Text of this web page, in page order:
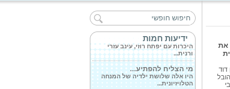
ידיעות חמות
מכשיר ה-MRI החדיש...
הטכנולוגיה החדשנית מקצרת
משמעותית את...
בשתי זירות...
היכרות עם יפתח רוזי, עינב עזרי
ורנית...
מי הצליח להפתיע...
היו אלה שלושת ילדיה של המנחה
הטלויזיונית...
את
דוד